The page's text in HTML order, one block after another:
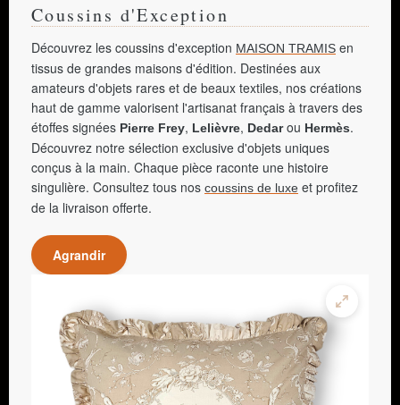
Coussins d'Exception
Découvrez les coussins d'exception MAISON TRAMIS en
tissus de grandes maisons d'édition. Destinées aux
amateurs d'objets rares et de beaux textiles, nos créations
haut de gamme valorisent l'artisanat français à travers des
étoffes signées Pierre Frey, Lelièvre, Dedarou Hermès.
Découvrez notre sélection exclusive d'objets uniques
conçus à la main. Chaque pièce raconte une histoire
singulière. Consultez tous nos coussins de luxe et profitez
de la livraison offerte.
Agrandir